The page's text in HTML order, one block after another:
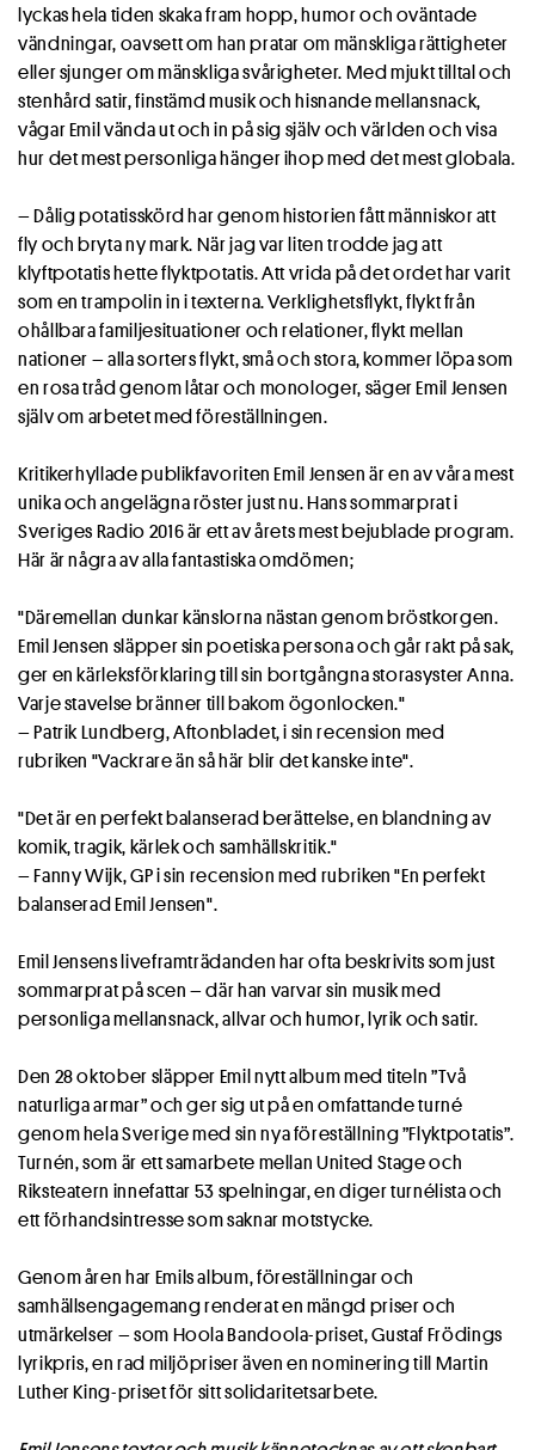
lyckas hela tiden skaka fram hopp, humor och oväntade
vändningar, oavsett om han pratar om mänskliga rättigheter
eller sjunger om mänskliga svårigheter. Med mjukt tilltal och
stenhård satir, finstämd musik och hisnande mellansnack,
vågar Emil vända ut och in på sig själv och världen och visa
hur det mest personliga hänger ihop med det mest globala.
– Dålig potatisskörd har genom historien fått människor att
fly och bryta ny mark. När jag var liten trodde jag att
klyftpotatis hette flyktpotatis. Att vrida på det ordet har varit
som en trampolin in i texterna. Verklighetsflykt, flykt från
ohållbara familjesituationer och relationer, flykt mellan
nationer – alla sorters flykt, små och stora, kommer löpa som
en rosa tråd genom låtar och monologer, säger Emil Jensen
själv om arbetet med föreställningen.
Kritikerhyllade publikfavoriten Emil Jensen är en av våra mest
unika och angelägna röster just nu. Hans sommarprat i
Sveriges Radio 2016 är ett av årets mest bejublade program.
Här är några av alla fantastiska omdömen;
"Däremellan dunkar känslorna nästan genom bröstkorgen.
Emil Jensen släpper sin poetiska persona och går rakt på sak,
ger en kärleksförklaring till sin bortgångna storasyster Anna.
Varje stavelse bränner till bakom ögonlocken."
– Patrik Lundberg, Aftonbladet, i sin recension med
rubriken "Vackrare än så här blir det kanske inte".
"Det är en perfekt balanserad berättelse, en blandning av
komik, tragik, kärlek och samhällskritik."
– Fanny Wijk, GP i sin recension med rubriken "En perfekt
balanserad Emil Jensen".
Emil Jensens liveframträdanden har ofta beskrivits som just
sommarprat på scen – där han varvar sin musik med
personliga mellansnack, allvar och humor, lyrik och satir.
Den 28 oktober släpper Emil nytt album med titeln ”Två
naturliga armar” och ger sig ut på en omfattande turné
genom hela Sverige med sin nya föreställning ”Flyktpotatis”.
Turnén, som är ett samarbete mellan United Stage och
Riksteatern innefattar 53 spelningar, en diger turnélista och
ett förhandsintresse som saknar motstycke.
Genom åren har Emils album, föreställningar och
samhällsengagemang renderat en mängd priser och
utmärkelser – som Hoola Bandoola-priset, Gustaf Frödings
lyrikpris, en rad miljöpriser även en nominering till Martin
Luther King-priset för sitt solidaritetsarbete.